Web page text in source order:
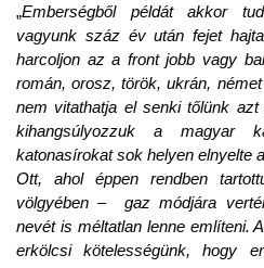
„Emberségből példát akkor
vagyunk száz év után fejet
harcoljon az a front jobb vagy
román, orosz, török, ukrán,
nem vitathatja el senki tőlünk
kihangsúlyozzuk a magyar
katonasírokat sok helyen elnyelte
Ott, ahol éppen rendben
völgyében – gaz módjára
nevét is méltatlan lenne említeni.
erkölcsi kötelességünk, hogy